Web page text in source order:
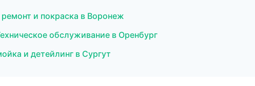
и покраска в Воронеж
обслуживание в Оренбург
и детейлинг в Сургут